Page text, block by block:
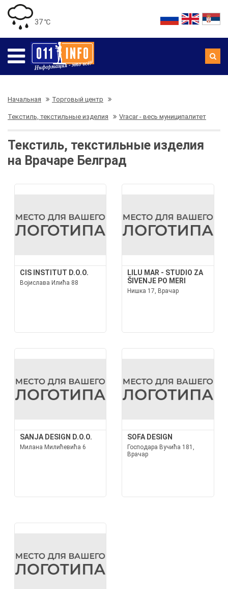
37 ℃
Начальная Торговый центр
Текстиль, текстильные изделия Vracar - весь муниципалитет
Текстиль, текстильные изделия
на Врачаре Белград
CIS INSTITUT D.O.O.
Војислава Илића 88
LILU MAR - STUDIO ZA
ŠIVENJE PO MERI
Нишка 17, Врачар
SANJA DESIGN D.O.O.
Милана Милићевића 6
SOFA DESIGN
Господара Вучића 181,
Врачар